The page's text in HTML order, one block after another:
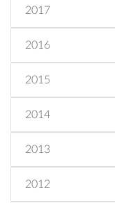
2017
2016
2015
2014
2013
2012